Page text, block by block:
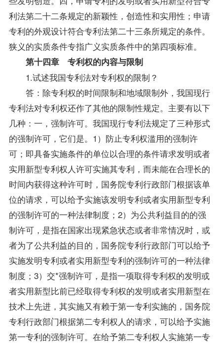
利法第二十二条规定的新颖性，创造性和实用性；申请
专利的外观设计符合专利法第二十三条所规定的条件。
狭义的实质条件专指广义实质条件中的第四项标准。
第十四章 专利权的内容与限制
1.试述我国专利法对专利权的限制？
答：除专利权的时间限制和地域限制外，我国现行
专利法对专利权还作了其他的限制性规定。主要有以下
几种：一，强制许可。我国现行专利法规定了三种形式
的强制许可，它们是。1）防止专利权滥用的强制许
可；即具备实施条件的单位以合理的条件请求发明或者
实用新型专利权人许可实施其专利，而未能在合理长的
时间内获得这种许可时，国务院专利行政部门根据该单
位的请求，可以给予实施该发明专利或者实用新型专利
的强制许可的一种法律制度；2）为公共利益目的的强
制许可，是指在国家出现紧急状态或者非常情况时，或
者为了公共利益的目的，国务院专利行政部门可以给予
实施发明专利或者实用新型专利的强制许可的一种法律
制度；3）交*强制许可，是指一项取得专利权的发明或
者实用新型比前已经取得专利权的发明或者实用新型在
技术上先进，其实施又有赖于第一专利实施的，国务院
专利行政部门根据第二专利权人的请求，可以给予实施
第一专利的强制许可。在给予第二专利权人实施第一专